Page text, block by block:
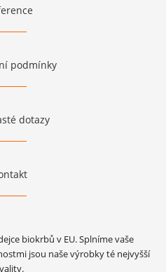
podmínky
dotazy
biokrbů v EU. Splníme vaše
jsou naše výrobky té nejvyšší